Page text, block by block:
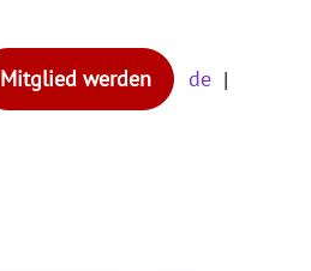
Mitglied werden
de